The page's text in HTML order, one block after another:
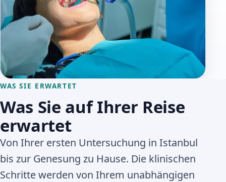
WAS SIE ERWARTET
Was Sie auf Ihrer Reise
erwartet
Von Ihrer ersten Untersuchung in Istanbul
bis zur Genesung zu Hause. Die klinischen
Schritte werden von Ihrem unabhängigen